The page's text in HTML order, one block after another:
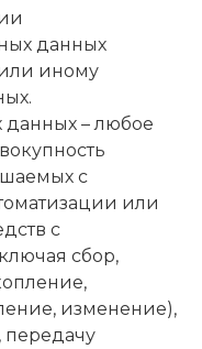
данных
иному
данных – любое
с
или
с
сбор,
изменение),
передачу